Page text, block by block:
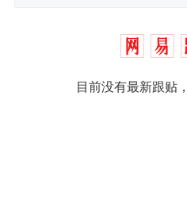
目前没有最新跟贴